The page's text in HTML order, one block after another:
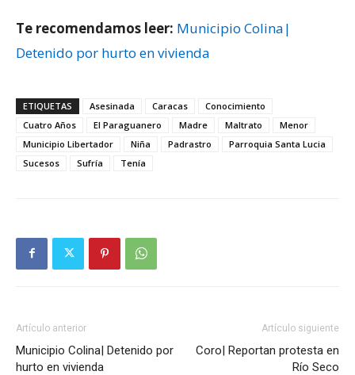
Te recomendamos leer: Municipio Colina|
Detenido por hurto en vivienda
ETIQUETAS Asesinada Caracas
Conocimiento
Cuatro Años
El Paraguanero Madre Maltrato
Menor
Municipio Libertador
Niña Padrastro
Parroquia Santa Lucia
Sucesos
Sufría Tenía
Artículo anterior
Municipio Colina| Detenido por
hurto en vivienda
Artículo siguiente
Coro| Reportan protesta en
Río Seco